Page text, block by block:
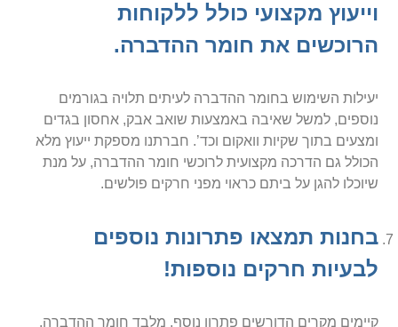
וייעוץ מקצועי כולל ללקוחות
הרוכשים את חומר ההדברה.
יעילות השימוש בחומר ההדברה לעיתים תלויה בגורמים
נוספים, למשל שאיבה באמצעות שואב אבק, אחסון בגדים
ומצעים בתוך שקיות וואקום וכד’. חברתנו מספקת ייעוץ מלא
הכולל גם הדרכה מקצועית לרוכשי חומר ההדברה, על מנת
שיוכלו להגן על ביתם כראוי מפני חרקים פולשים.
בחנות תמצאו פתרונות נוספים
לבעיות חרקים נוספות!
קיימים מקרים הדורשים פתרון נוסף, מלבד חומר ההדברה.